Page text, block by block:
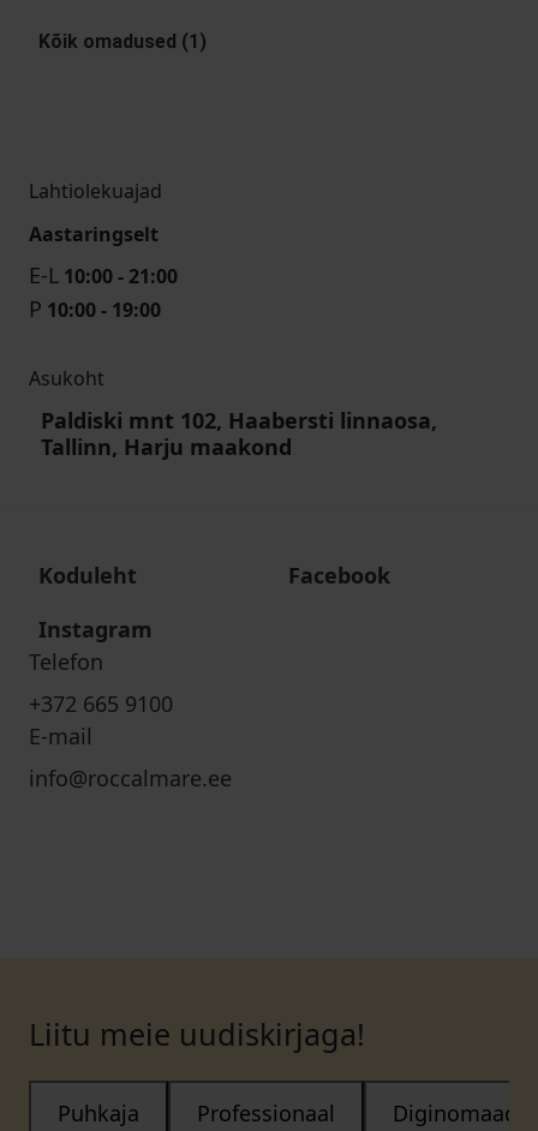
Kõik omadused (1)
Lahtiolekuajad
Aastaringselt
E-L 10:00 - 21:00
P 10:00 - 19:00
Asukoht
Paldiski mnt 102, Haabersti linnaosa,
Tallinn, Harju maakond
Koduleht
Facebook
Instagram
Telefon
+372 665 9100
E-mail
info@roccalmare.ee
Liitu meie uudiskirjaga!
Puhkaja Professionaal Diginomaad